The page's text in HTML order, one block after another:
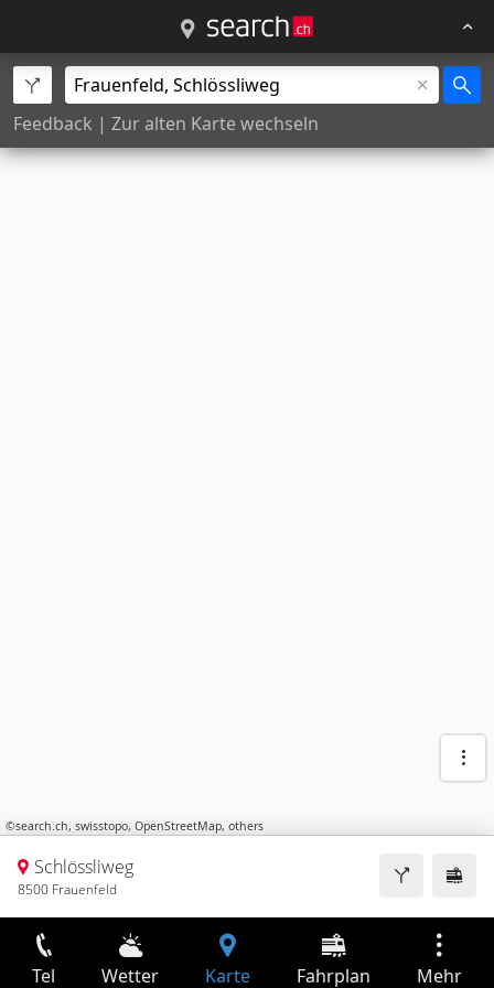
Feedback | Zur alten Karte wechseln
©search.ch, swisstopo, OpenStreetMap, others
Schlössliweg
8500 Frauenfeld
Tel Wetter Karte Fahrplan Mehr